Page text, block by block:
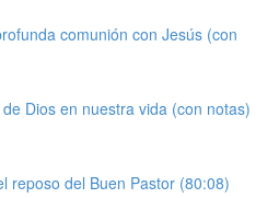
comunión con Jesús (con
Dios en nuestra vida (con notas)
reposo del Buen Pastor (80:08)